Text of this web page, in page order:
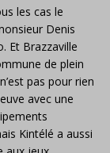
les cas le
Denis
Et Brazzaville
de plein
pas pour rien
avec une
Kintélé a aussi